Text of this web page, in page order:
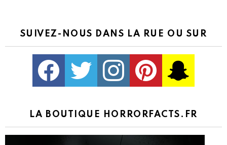
SUIVEZ-NOUS DANS LA RUE OU SUR
Facebook Twitter Instagram Pinterest kljlkjlkj
LA BOUTIQUE HORRORFACTS.FR